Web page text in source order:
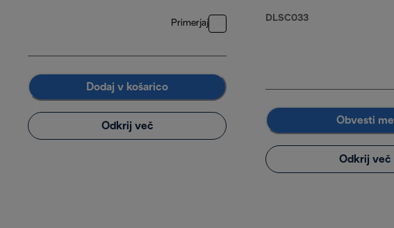
Primerjaj
Dodaj v košarico
Odkrij več
DLSC033
Obvesti me
Odkrij več